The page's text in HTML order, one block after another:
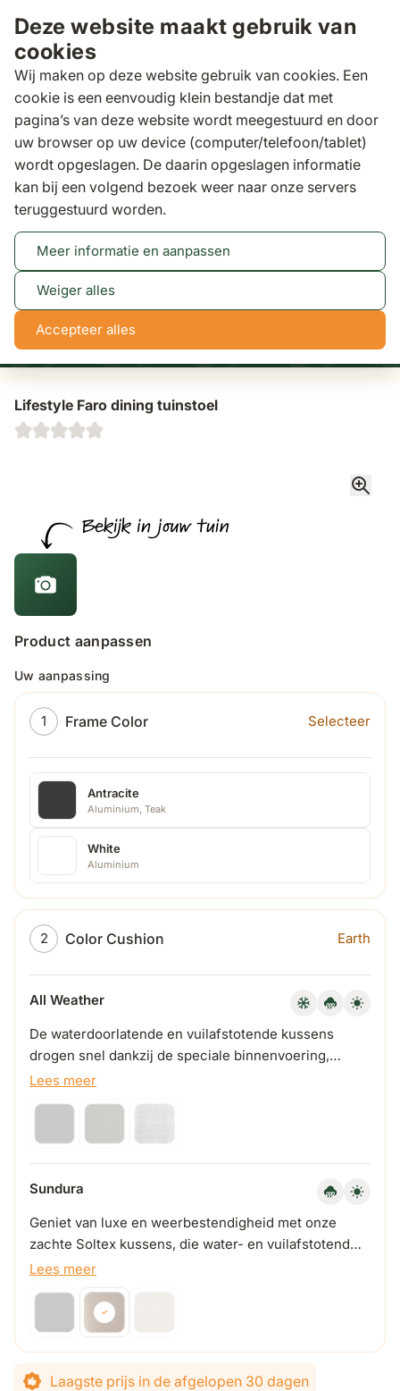
Deze website maakt gebruik van
cookies
Wij maken op deze website gebruik van cookies. Een
cookie is een eenvoudig klein bestandje dat met
pagina’s van deze website wordt meegestuurd en door
uw browser op uw device (computer/telefoon/tablet)
wordt opgeslagen. De daarin opgeslagen informatie
kan bij een volgend bezoek weer naar onze servers
teruggestuurd worden.
Meer informatie en aanpassen
Weiger alles
Accepteer alles
Zoeken
Binnen 3 dagen
Tuinstoelen Lifestyle Faro dining tuinstoel
Tot 50% korting
NaN
dagen
NaN NaN NaN
Lifestyle Faro dining tuinstoel
Product aanpassen
Uw aanpassing
1 Frame Color Selecteer
Antracite
Aluminium, Teak
White
Aluminium
2 Color Cushion Earth
All Weather
De waterdoorlatende en vuilafstotende kussens
drogen snel dankzij de speciale binnenvoering,
waardoor ze het hele jaar buiten kunnen blijven
Lees meer
Sundura
Geniet van luxe en weerbestendigheid met onze
zachte Soltex kussens, die water- en vuilafstotend
zijn, zelfs bij onverwachte regenbuien.
Lees meer
De prijs is afhankelijk van de gekozen opties
Laagste prijs in de afgelopen 30 dagen